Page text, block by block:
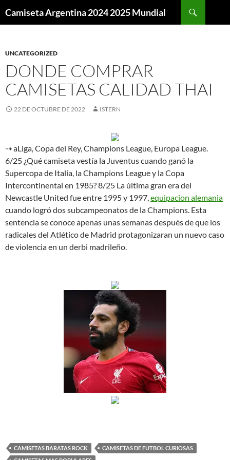
Camiseta Argentina 2024 2025 Mundial
UNCATEGORIZED
DONDE COMPRAR
CAMISETAS CALIDAD THAI
22 DE OCTUBRE DE 2022 ISTERN
⇢ aLiga, Copa del Rey, Champions League, Europa League.
6/25 ¿Qué camiseta vestía la Juventus cuando ganó la
Supercopa de Italia, la Champions League y la Copa
Intercontinental en 1985? 8/25 La última gran era del
Newcastle United fue entre 1995 y 1997,equipacion alemania
cuando logró dos subcampeonatos de la Champions. Esta
sentencia se conoce apenas unas semanas después de que los
radicales del Atlético de Madrid protagonizaran un nuevo caso
de violencia en un derbi madrileño.
CAMISETAS BARATAS ROCK
CAMISETAS DE FUTBOL CURIOSAS